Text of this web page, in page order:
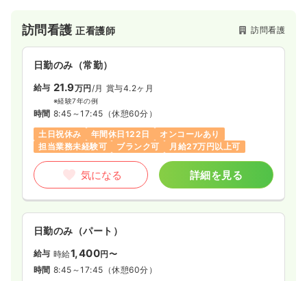
勤めております。
訪問看護正看護師 訪問看護
日勤のみ（常勤）
給与 21.9万円/月 賞与4.2ヶ月
※経験7年の例
時間 8:45～17:45 （休憩60分）
土日祝休み
年間休日122日
オンコールあり
担当業務未経験可
ブランク可 月給27万円以上可
気になる 詳細を見る
日勤のみ（パート）
給与 時給1,400円〜
時間 8:45～17:45 （休憩60分）